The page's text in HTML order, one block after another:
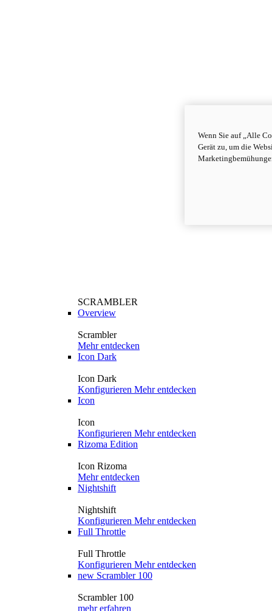
SCRAMBLER
Overview
Scrambler
Mehr entdecken
Icon Dark
Icon Dark
Konfigurieren Mehr entdecken
Icon
Icon
Konfigurieren Mehr entdecken
Rizoma Edition
Icon Rizoma
Mehr entdecken
Nightshift
Nightshift
Konfigurieren Mehr entdecken
Full Throttle
Full Throttle
Konfigurieren Mehr entdecken
new Scrambler 100
Scrambler 100
mehr erfahren
Wenn Sie auf „Alle
Gerät zu, um die